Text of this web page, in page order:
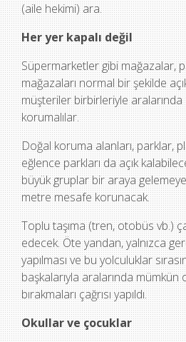
(aile hekimi) ara.
Her yer kapalı değil
Süpermarketler gibi mağazalar,
mağazaları normal bir şekilde
müşteriler birbirleriyle
korumalılar.
Doğal koruma alanları, parklar,
eğlence parkları da açık
büyük gruplar bir araya
metre mesafe korunacak.
Toplu taşıma (tren, otobüs vb.)
edecek. Öte yandan, yalnızca
yapılması ve bu yolculuklar
başkalarıyla aralarında
bırakmaları çağrısı yapıldı.
Okullar ve çocuklar